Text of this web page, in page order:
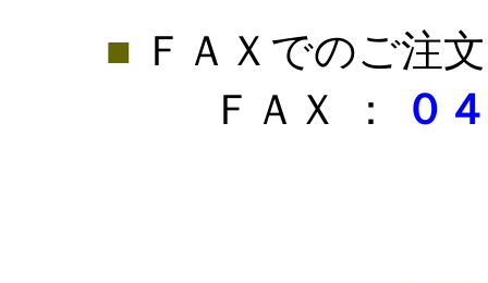
■ ＦＡＸでのご注
ＦＡＸ ：
０